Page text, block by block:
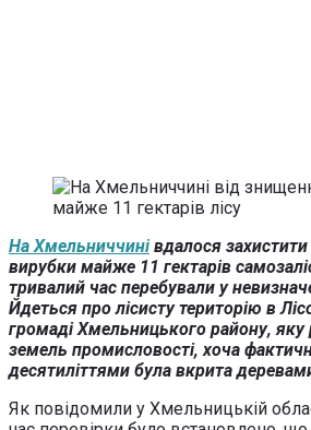
На Хмельниччинівдалося
вирубки майже 11 гектарів
тривалий час перебували у
Йдеться про лісисту територію в
громаді Хмельницького району, яку
земель промисловості, хоча
десятиліттями була вкрита
Як повідомили у Хмельницькій